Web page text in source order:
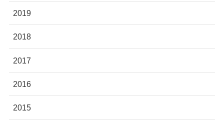
2019
2018
2017
2016
2015